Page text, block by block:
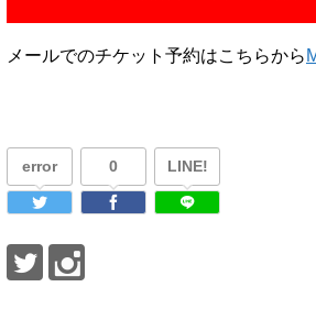
メールでのチケット予約はこちらから
error 0 LINE!